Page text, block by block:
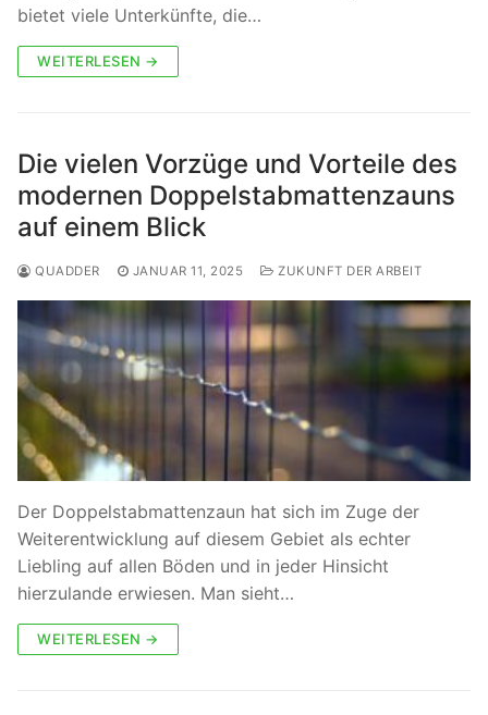
bietet viele Unterkünfte, die…
WEITERLESEN →
Die vielen Vorzüge und Vorteile des
modernen Doppelstabmattenzauns
auf einem Blick
QUADDER JANUAR 11, 2025 ZUKUNFT DER ARBEIT
Der Doppelstabmattenzaun hat sich im Zuge der
Weiterentwicklung auf diesem Gebiet als echter
Liebling auf allen Böden und in jeder Hinsicht
hierzulande erwiesen. Man sieht…
WEITERLESEN →